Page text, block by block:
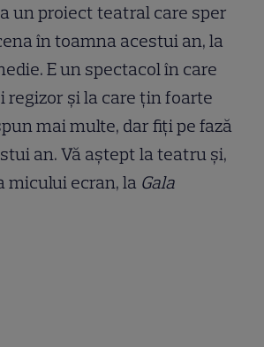
un proiect teatral care sper
în toamna acestui an, la
E un spectacol în care
regizor şi la care ţin foarte
mai multe, dar fiţi pe fază
an. Vă aştept la teatru şi,
micului ecran, la Gala